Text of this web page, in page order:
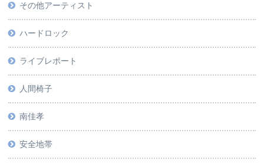
その他アーティスト
ハードロック
ライブレポート
人間椅子
南佳孝
安全地帯